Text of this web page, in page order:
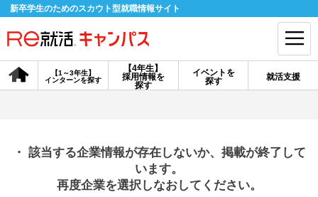
新卒学生のためのスカウト型就職情報サイト
【4年生】
採用情報を
探す
【1～3年生】
インターンを探す
イベントを
探す
就活支援
会員登録 ログイン
探す
・ 該当する企業情報が存在しないか、掲載が終了して
います。
再度企業を選択しなおしてください。